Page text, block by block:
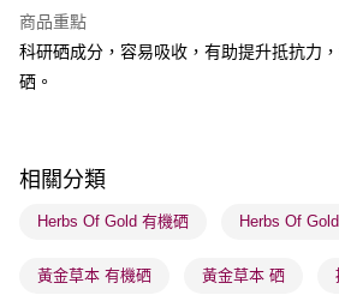
每筆HK$65.00，滿HK$300.00或以上免運費
順豐站及營業點 - 確認發貨後1-3個工作天
物流公司進行物流配送
每筆HK$65.00，滿HK$300.00或以上免運
(香港門市) 只顯示可選門市。確認發貨後
商品重點
科研硒成分，容易吸收，有助提升抵抗力
硒。
相關分類
Herbs Of Gold 有機硒 Herbs Of
黃金草本 有機硒 黃金草本 硒